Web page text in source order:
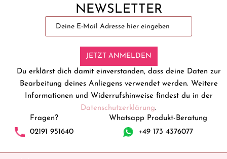
NEWSLETTER
JETZT ANMELDEN
Du erklärst dich damit einverstanden, dass deine Daten zur
Bearbeitung deines Anliegens verwendet werden. Weitere
Informationen und Widerrufshinweise findest du in der
Datenschutzerklärung.
Fragen?
02191 951640
Whatsapp Produkt-Beratung
+49 173 4376077